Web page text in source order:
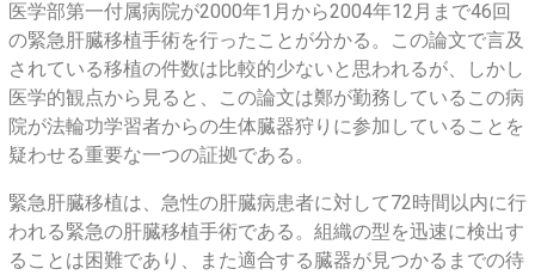
医学部第一付属病院が2000年1月から2004年12月まで46回
の緊急肝臓移植手術を行ったことが分かる。この論文で言及
されている移植の件数は比較的少ないと思われるが、しかし
医学的観点から見ると、この論文は鄭が勤務しているこの病
院が法輪功学習者からの生体臓器狩りに参加していることを
疑わせる重要な一つの証拠である。
緊急肝臓移植は、急性の肝臓病患者に対して72時間以内に行
われる緊急の肝臓移植手術である。組織の型を迅速に検出す
ることは困難であり、また適合する臓器が見つかるまでの待